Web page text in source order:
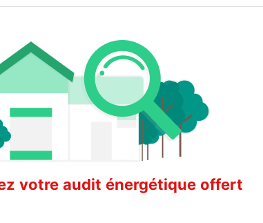
votre audit énergétique offert